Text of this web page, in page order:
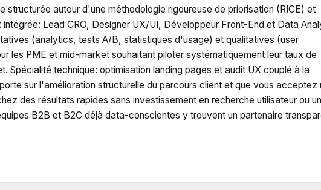
structurée autour d'une méthodologie rigoureuse de priorisation (RICE) et
Lead CRO, Designer UX/UI, Développeur Front-End et Data
(analytics, tests A/B, statistiques d'usage) et qualitatives (user
les PME et mid-market souhaitant piloter systématiquement leur taux de
Spécialité technique: optimisation landing pages et audit UX couplé à la
sur l'amélioration structurelle du parcours client et que vous acceptez
des résultats rapides sans investissement en recherche utilisateur ou
B2B et B2C déjà data-conscientes y trouvent un partenaire